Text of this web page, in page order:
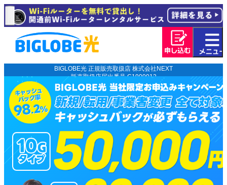
BIGLOBE光 正規販売取扱店 株式会社NEXT
販売取扱店届出番号 C1900012